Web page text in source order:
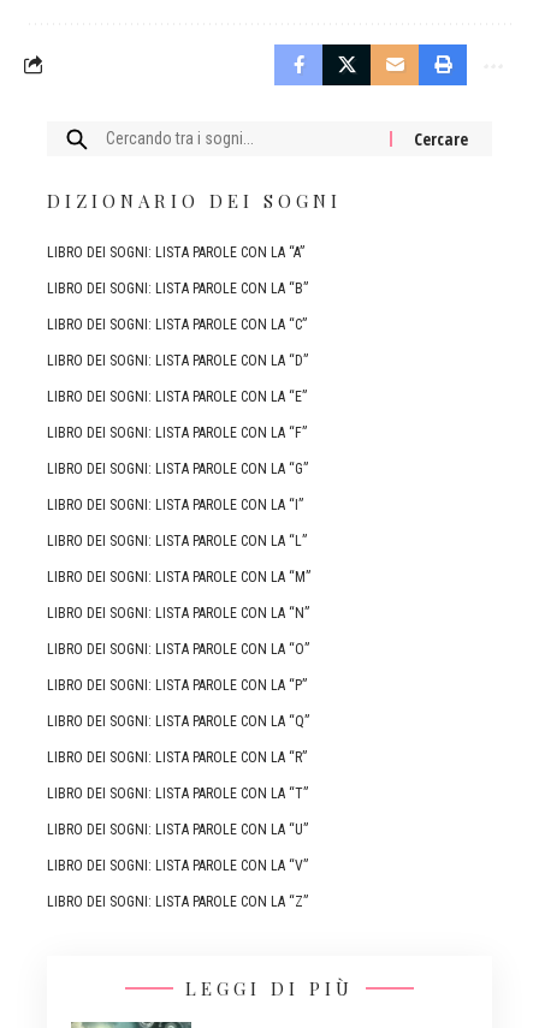
Cercare:
DIZIONARIO DEI SOGNI
LIBRO DEI SOGNI: LISTA PAROLE CON LA “A”
LIBRO DEI SOGNI: LISTA PAROLE CON LA “B”
LIBRO DEI SOGNI: LISTA PAROLE CON LA “C”
LIBRO DEI SOGNI: LISTA PAROLE CON LA “D”
LIBRO DEI SOGNI: LISTA PAROLE CON LA “E”
LIBRO DEI SOGNI: LISTA PAROLE CON LA “F”
LIBRO DEI SOGNI: LISTA PAROLE CON LA “G”
LIBRO DEI SOGNI: LISTA PAROLE CON LA “I”
LIBRO DEI SOGNI: LISTA PAROLE CON LA “L”
LIBRO DEI SOGNI: LISTA PAROLE CON LA “M”
LIBRO DEI SOGNI: LISTA PAROLE CON LA “N”
LIBRO DEI SOGNI: LISTA PAROLE CON LA “O”
LIBRO DEI SOGNI: LISTA PAROLE CON LA “P”
LIBRO DEI SOGNI: LISTA PAROLE CON LA “Q”
LIBRO DEI SOGNI: LISTA PAROLE CON LA “R”
LIBRO DEI SOGNI: LISTA PAROLE CON LA “T”
LIBRO DEI SOGNI: LISTA PAROLE CON LA “U”
LIBRO DEI SOGNI: LISTA PAROLE CON LA “V”
LIBRO DEI SOGNI: LISTA PAROLE CON LA “Z”
LEGGI DI PIÙ